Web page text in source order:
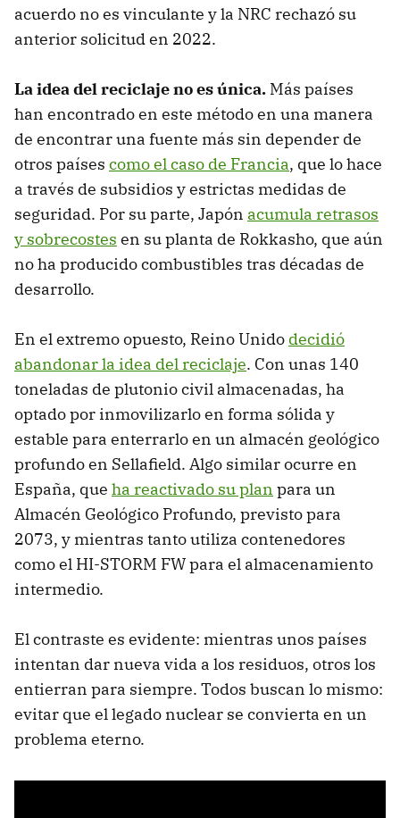
acuerdo no es vinculante y la NRC rechazó su
anterior solicitud en 2022.
La idea del reciclaje no es única. Más países
han encontrado en este método en una manera
de encontrar una fuente más sin depender de
otros países como el caso de Francia, que lo hace
a través de subsidios y estrictas medidas de
seguridad. Por su parte, Japón acumula retrasos
y sobrecostes en su planta de Rokkasho, que aún
no ha producido combustibles tras décadas de
desarrollo.
En el extremo opuesto, Reino Unido decidió
abandonar la idea del reciclaje. Con unas 140
toneladas de plutonio civil almacenadas, ha
optado por inmovilizarlo en forma sólida y
estable para enterrarlo en un almacén geológico
profundo en Sellafield. Algo similar ocurre en
España, que ha reactivado su plan para un
Almacén Geológico Profundo, previsto para
2073, y mientras tanto utiliza contenedores
como el HI-STORM FW para el almacenamiento
intermedio.
El contraste es evidente: mientras unos países
intentan dar nueva vida a los residuos, otros los
entierran para siempre. Todos buscan lo mismo:
evitar que el legado nuclear se convierta en un
problema eterno.